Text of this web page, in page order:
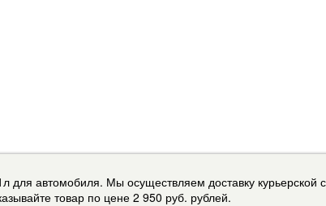
для автомобиля. Мы осуществляем доставку курьерской
товар по цене 2 950 руб. рублей.